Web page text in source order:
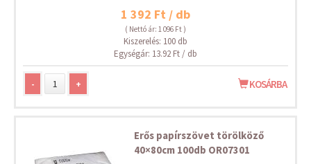
1 392 Ft / db
( Nettó ár: 1 096 Ft )
Kiszerelés: 100 db
Egységár: 13.92 Ft / db
- + KOSÁRBA
Erős papírszövet törölköző
40×80cm 100db OR07301